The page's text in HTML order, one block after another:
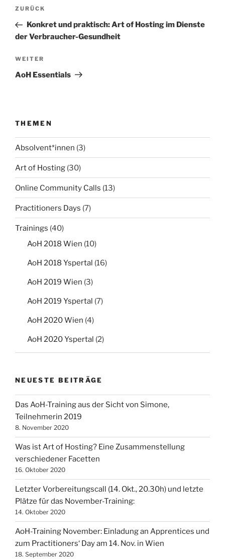
Beitragsnavigation
Vorheriger
Beitrag
ZURÜCK
Konkret und praktisch: Art of Hosting im Dienste
der Verbraucher-Gesundheit
Nächster
Beitrag
WEITER
AoH Essentials
THEMEN
Absolvent*innen (3)
Art of Hosting (30)
Online Community Calls (13)
Practitioners Days (7)
Trainings (40)
AoH 2018 Wien (10)
AoH 2018 Yspertal (16)
AoH 2019 Wien (3)
AoH 2019 Yspertal (7)
AoH 2020 Wien (4)
AoH 2020 Yspertal (2)
NEUESTE BEITRÄGE
Das AoH-Training aus der Sicht von Simone,
Teilnehmerin 2019
8. November 2020
Was ist Art of Hosting? Eine Zusammenstellung
verschiedener Facetten
16. Oktober 2020
Letzter Vorbereitungscall (14. Okt., 20.30h) und letzte
Plätze für das November-Training:
14. Oktober 2020
AoH-Training November: Einladung an Apprentices und
zum Practitioners‘ Day am 14. Nov. in Wien
18. September 2020